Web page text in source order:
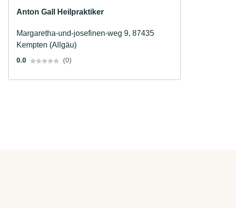
Anton Gall Heilpraktiker
Margaretha-und-josefinen-weg 9, 87435
Kempten (Allgäu)
0.0 (0)